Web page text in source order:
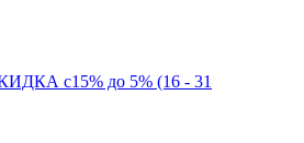
с15% до 5% (16 - 31